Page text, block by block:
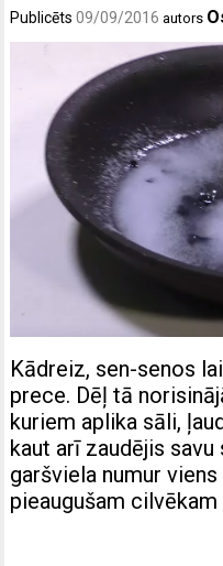
Publicēts09/09/2016 autors
Kādreiz, sen-senos
prece. Dēļ tā
kuriem aplika sāli,
kaut arī zaudējis
garšviela numur
pieaugušam